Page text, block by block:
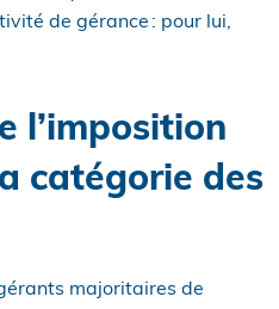
de gérance : pour lui,
l’imposition
catégorie des
majoritaires de